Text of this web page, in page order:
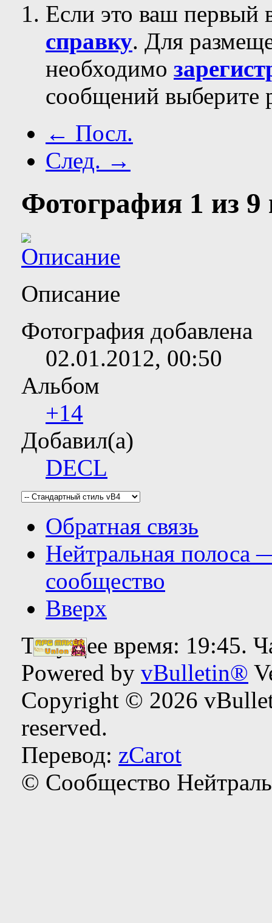
Если это ваш первый
справку. Для
необходимо
сообщений выберите
← Посл.
След. →
Фотография 1 из 9
Описание
Фотография добавлена
02.01.2012, 00:50
Альбом
+14
Добавил(а)
DECL
Обратная связь
Нейтральная полоса
сообщество
Вверх
Текущее время: 19:45.
Powered by vBulletin®
Copyright © 2026
reserved.
Перевод: zCarot
© Сообщество